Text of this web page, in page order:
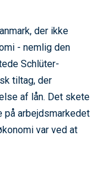
der ikke
- nemlig den
Schlüter-
tiltag, der
af lån. Det skete
på arbejdsmarkedet
var ved at